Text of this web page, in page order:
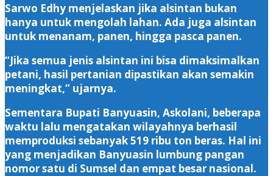
Sarwo Edhy menjelaskan jika alsintan bukan
hanya untuk mengolah lahan. Ada juga alsintan
untuk menanam, panen, hingga pasca panen.
“Jika semua jenis alsintan ini bisa dimaksimalkan
petani, hasil pertanian dipastikan akan semakin
meningkat,” ujarnya.
Sementara Bupati Banyuasin, Askolani, beberapa
waktu lalu mengatakan wilayahnya berhasil
memproduksi sebanyak 519 ribu ton beras. Hal ini
yang menjadikan Banyuasin lumbung pangan
nomor satu di Sumsel dan empat besar nasional.